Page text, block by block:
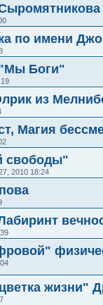
по имени
Боги"
из
Магия
свободы"
2010 18:24
жизни"